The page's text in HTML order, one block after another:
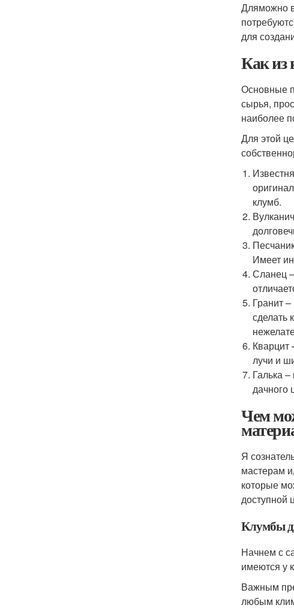
Дляможно
для
Как из
Основные
сырья,
наиболее
Для этой
клумб.
Имеет
Сланец
Гранит
сделать
лучи и
Галька
дачного
Чем
Я
мастерам
которые
доступной
Клумбы
Начнем с
имеются у
Важным
любым